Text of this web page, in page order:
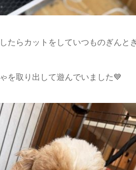
たらカットをしていつものぎんと
を取り出して遊んでいました💙